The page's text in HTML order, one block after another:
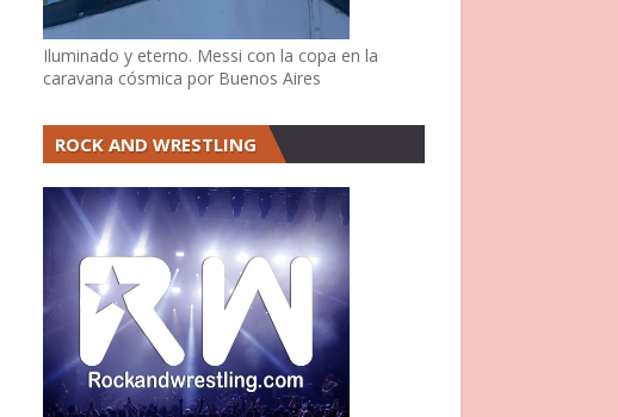
Iluminado y eterno. Messi con la copa en la
caravana cósmica por Buenos Aires
ROCK AND WRESTLING